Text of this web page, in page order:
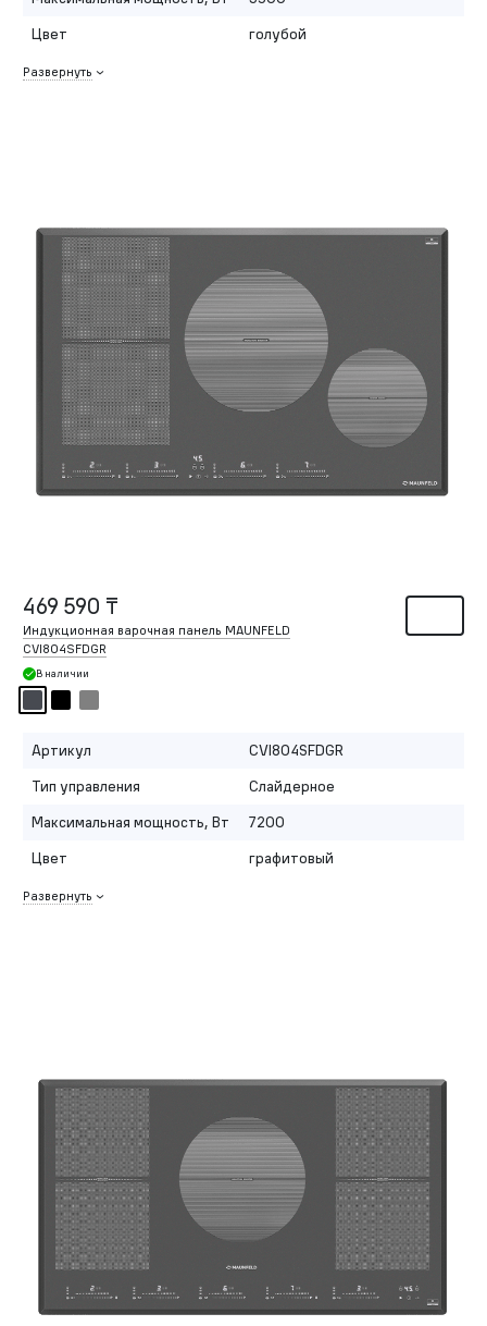
Цвет
голубой
Развернуть
469 590 ₸
Индукционная варочная панель MAUNFELD
CVI804SFDGR
В наличии
Артикул
CVI804SFDGR
Тип управления
Слайдерное
Максимальная мощность, Вт
7200
Цвет
графитовый
Развернуть